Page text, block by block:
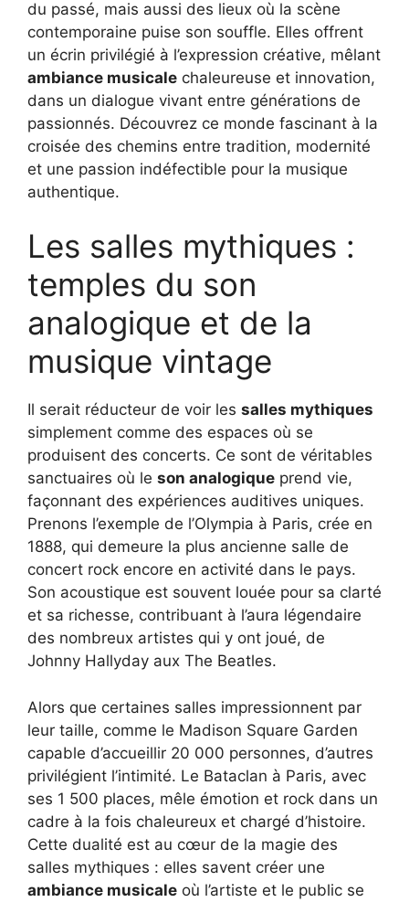
du passé, mais aussi des lieux où la scène
contemporaine puise son souffle. Elles offrent
un écrin privilégié à l’expression créative, mêlant
ambiance musicale chaleureuse et innovation,
dans un dialogue vivant entre générations de
passionnés. Découvrez ce monde fascinant à la
croisée des chemins entre tradition, modernité
et une passion indéfectible pour la musique
authentique.
Les salles mythiques :
temples du son
analogique et de la
musique vintage
Il serait réducteur de voir les salles mythiques
simplement comme des espaces où se
produisent des concerts. Ce sont de véritables
sanctuaires où le son analogique prend vie,
façonnant des expériences auditives uniques.
Prenons l’exemple de l’Olympia à Paris, crée en
1888, qui demeure la plus ancienne salle de
concert rock encore en activité dans le pays.
Son acoustique est souvent louée pour sa clarté
et sa richesse, contribuant à l’aura légendaire
des nombreux artistes qui y ont joué, de
Johnny Hallyday aux The Beatles.
Alors que certaines salles impressionnent par
leur taille, comme le Madison Square Garden
capable d’accueillir 20 000 personnes, d’autres
privilégient l’intimité. Le Bataclan à Paris, avec
ses 1 500 places, mêle émotion et rock dans un
cadre à la fois chaleureux et chargé d’histoire.
Cette dualité est au cœur de la magie des
salles mythiques : elles savent créer une
ambiance musicale où l’artiste et le public se